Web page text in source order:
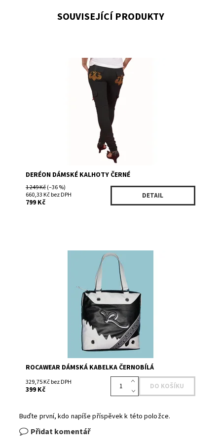
SOUVISEJÍCÍ PRODUKTY
Skladem 1
D101813DPBK
Deréon by Beyoncé
DERÉON DÁMSKÉ KALHOTY ČERNÉ
1 249 Kč(–36 %)
660,33 Kč bez DPH
799 Kč
DETAIL
Skladem 4
RB4823WHBK
Rocawear
ROCAWEAR DÁMSKÁ KABELKA ČERNOBÍLÁ
329,75 Kč bez DPH
399 Kč
Buďte první, kdo napíše příspěvek k této položce.
Přidat komentář